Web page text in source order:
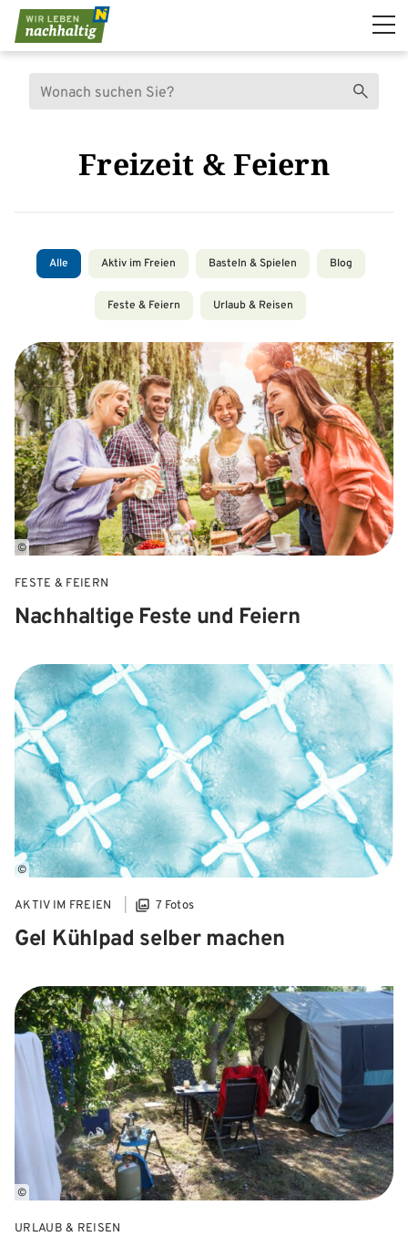
Navigation überspringen
Suche Suchen
Freizeit & Feiern
Alle Aktiv im Freien Basteln & Spielen Blog
Feste & Feiern Urlaub & Reisen
©
FESTE & FEIERN
Nachhaltige Feste und Feiern
©
AKTIV IM FREIEN 7 Fotos
Gel Kühlpad selber machen
©
URLAUB & REISEN